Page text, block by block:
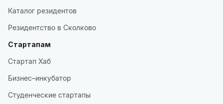
Каталог резидентов
Резидентство в Сколково
Стартапам
Стартап Хаб
Бизнес–инкубатор
Студенческие стартапы